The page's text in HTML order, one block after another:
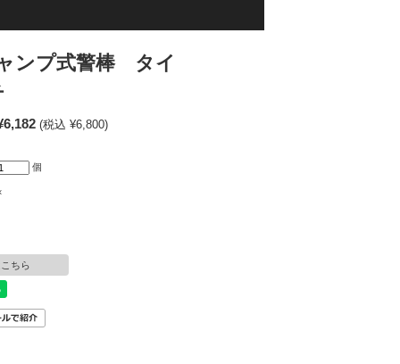
ンプ式警棒 タイ
(税込 ¥6,800)
個
ちら